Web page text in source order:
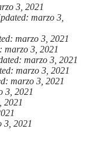
3, 2021
marzo 3,
marzo 3, 2021
marzo 3, 2021
marzo 3, 2021
marzo 3, 2021
marzo 3, 2021
3, 2021
2021
3, 2021